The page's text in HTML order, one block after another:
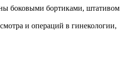
боковыми бортиками, штативом
и операций в гинекологии,